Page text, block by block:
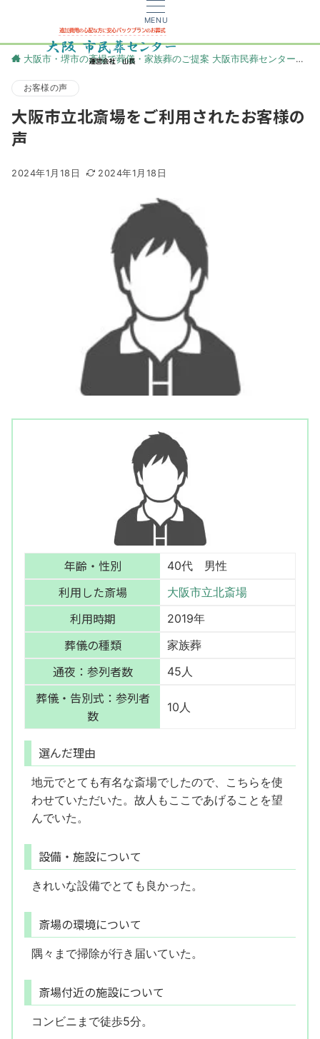
MENU
大阪市・堺市の斎場で葬儀・家族葬のご提案 大阪市民葬センター
お客様の声
大阪市立北斎場をご利用されたお客様の
声
2024年1月18日 2024年1月18日
年齢・性別 40代 男性
利用した斎場 大阪市立北斎場
利用時期 2019年
葬儀の種類 家族葬
通夜：参列者数 45人
葬儀・告別式：参列者
数
10人
選んだ理由
地元でとても有名な斎場でしたので、こちらを使
わせていただいた。故人もここであげることを望
んでいた。
設備・施設について
きれいな設備でとても良かった。
斎場の環境について
隅々まで掃除が行き届いていた。
斎場付近の施設について
コンビニまで徒歩5分。